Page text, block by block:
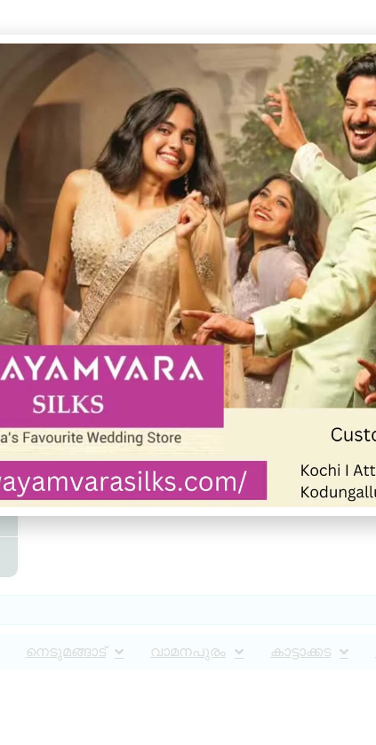
Tag: wholsale
നെടുമങ്ങാട് വാമനപുരം കാട്ടാക്കട